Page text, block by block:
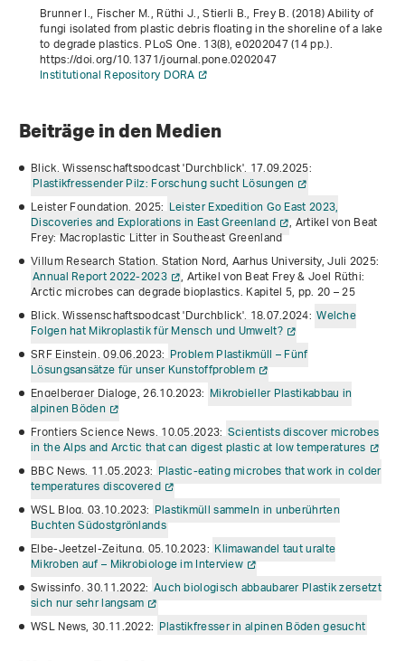
Brunner I., Fischer M., Rüthi J., Stierli B., Frey B. (2018) Ability of
fungi isolated from plastic debris floating in the shoreline of a lake
to degrade plastics. PLoS One.13(8), e0202047 (14 pp.).
https://doi.org/10.1371/journal.pone.0202047
Institutional Repository DORA
Beiträge in den Medien
Blick, Wissenschaftspodcast 'Durchblick', 17.09.2025:
Plastikfressender Pilz: Forschung sucht Lösungen
Leister Foundation, 2025: Leister Expedition Go East 2023,
Discoveries and Explorations in East Greenland , Artikel von Beat
Frey: Macroplastic Litter in Southeast Greenland
Villum Research Station, Station Nord, Aarhus University, Juli 2025:
Annual Report 2022-2023 , Artikel von Beat Frey & Joel Rüthi:
Arctic microbes can degrade bioplastics. Kapitel 5, pp. 20 – 25
Blick, Wissenschaftspodcast 'Durchblick', 18.07.2024: Welche
Folgen hat Mikroplastik für Mensch und Umwelt?
SRF Einstein, 09.06.2023: Problem Plastikmüll – Fünf
Lösungsansätze für unser Kunstoffproblem
Engelberger Dialoge, 26.10.2023: Mikrobieller Plastikabbau in
alpinen Böden
Frontiers Science News, 10.05.2023: Scientists discover microbes
in the Alps and Arctic that can digest plastic at low temperatures
BBC News, 11.05.2023: Plastic-eating microbes that work in colder
temperatures discovered
WSL Blog, 03.10.2023: Plastikmüll sammeln in unberührten
Buchten Südostgrönlands
Elbe-Jeetzel-Zeitung, 05.10.2023: Klimawandel taut uralte
Mikroben auf – Mikrobiologe im Interview
Swissinfo, 30.11.2022: Auch biologisch abbaubarer Plastik zersetzt
sich nur sehr langsam
WSL News, 30.11.2022: Plastikfresser in alpinen Böden gesucht